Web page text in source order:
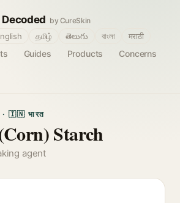
by CureSkin
Guides Products
Concerns
தமிழ் తెలుగు বাংলা मराठी
· 🇮🇳 भारत
Starch
agent